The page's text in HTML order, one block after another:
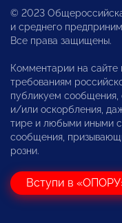
© 2023
и среднего
Все права защищены.
Комментарии на
требованиям
публикуем
и/или оскорбления,
тире и любыми иными
сообщения,
розни.
Вступи в